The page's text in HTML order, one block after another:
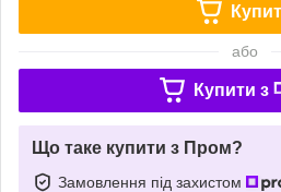
або
Купити з
Що таке купити з Пром?
Замовлення під захистом